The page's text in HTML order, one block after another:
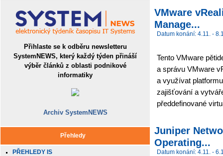
Přihlaste se k odběru newsletteru
SystemNEWS, který každý týden přináší
výběr článků z oblasti podnikové
informatiky
Archiv SystemNEWS
Přehledy
PŘEHLEDY IS
VMware
Manage...
Datum konání: 4.11. -
Tento VMware
a správu VMware
a využívat
zajišťování a
předdefinované
Juniper
Operating...
Datum konání: 4.11. -